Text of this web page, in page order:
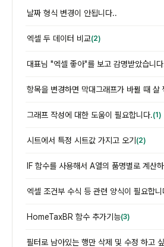
날짜 형식 변경이 안됩니다..
엑셀 두 데이터 비교(2)
그래프 작성에 대한 도움이 필요합니다.(1)
시트에서 특정 시트값 가지고 오기 (2)
IF 함수를 사용해서 A열의 품명별로 계산
엑셀 조건부 수식 등 관련 양식이 필요합니
HomeTaxBR 함수 추가기능(3)
필터로 남아있는 행만 삭제 및 수정 하고